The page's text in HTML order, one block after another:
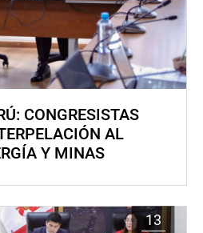
CONGRESISTAS
AL
Y MINAS
13